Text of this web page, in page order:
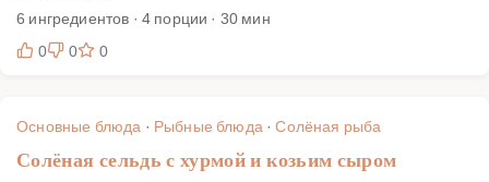
6 ингредиентов · 4 порции · 30 мин
0
0 0
Основные блюда · Рыбные блюда·Солёная рыба
Солёная сельдь с хурмой и козьим сыром